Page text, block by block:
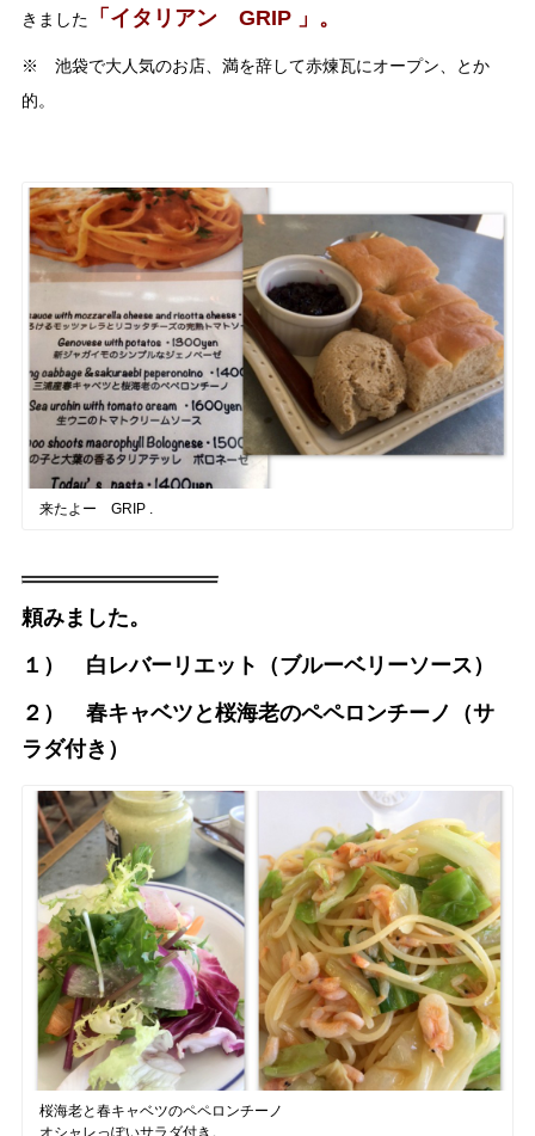
きました 「イタリアン GRIP 」。
※ 池袋で大人気のお店、満を辞して赤煉瓦にオープン、とか
的。
来たよー GRIP .
頼みました。
１） 白レバーリエット（ブルーベリーソース）
２） 春キャベツと桜海老のペペロンチーノ（サ
ラダ付き）
桜海老と春キャベツのペペロンチーノ
オシャレっぽいサラダ付き。